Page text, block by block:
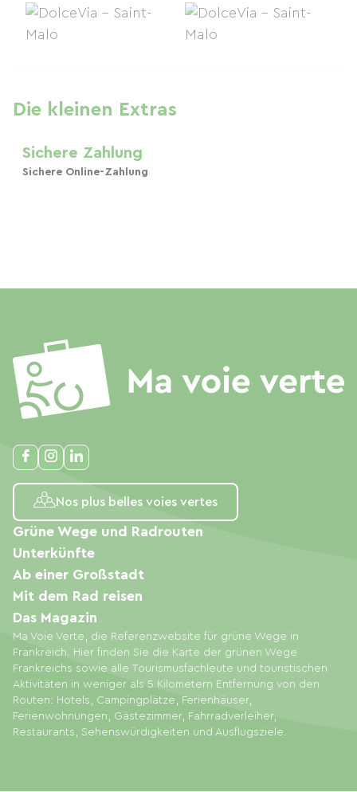
Die kleinen Extras
Sichere Zahlung
Sichere Online-Zahlung
Nos plus belles voies vertes
Ma Voie Verte, die Referenzwebsite für grüne Wege in
Frankreich. Hier finden Sie die Karte der grünen Wege
Frankreichs sowie alle Tourismusfachleute und touristischen
Aktivitäten in weniger als 5 Kilometern Entfernung von den
Routen: Hotels, Campingplätze, Ferienhäuser,
Ferienwohnungen, Gästezimmer, Fahrradverleiher,
Restaurants, Sehenswürdigkeiten und Ausflugsziele.
Grüne Wege und Radrouten
Unterkünfte
Ab einer Großstadt
Mit dem Rad reisen
Das Magazin